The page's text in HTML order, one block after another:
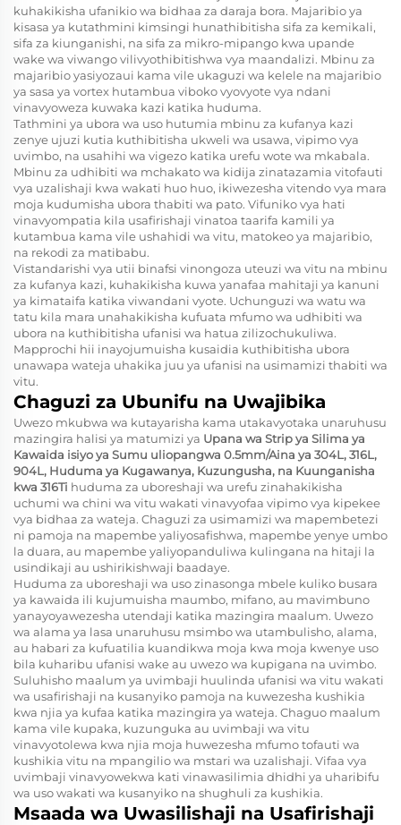
kuhakikisha ufanikio wa bidhaa za daraja bora. Majaribio ya
kisasa ya kutathmini kimsingi hunathibitisha sifa za kemikali,
sifa za kiunganishi, na sifa za mikro-mipango kwa upande
wake wa viwango vilivyothibitishwa vya maandalizi. Mbinu za
majaribio yasiyozaui kama vile ukaguzi wa kelele na majaribio
ya sasa ya vortex hutambua viboko vyovyote vya ndani
vinavyoweza kuwaka kazi katika huduma.
Tathmini ya ubora wa uso hutumia mbinu za kufanya kazi
zenye ujuzi kutia kuthibitisha ukweli wa usawa, vipimo vya
uvimbo, na usahihi wa vigezo katika urefu wote wa mkabala.
Mbinu za udhibiti wa mchakato wa kidija zinatazamia vitofauti
vya uzalishaji kwa wakati huo huo, ikiwezesha vitendo vya mara
moja kudumisha ubora thabiti wa pato. Vifuniko vya hati
vinavyompatia kila usafirishaji vinatoa taarifa kamili ya
kutambua kama vile ushahidi wa vitu, matokeo ya majaribio,
na rekodi za matibabu.
Vistandarishi vya utii binafsi vinongoza uteuzi wa vitu na mbinu
za kufanya kazi, kuhakikisha kuwa yanafaa mahitaji ya kanuni
ya kimataifa katika viwandani vyote. Uchunguzi wa watu wa
tatu kila mara unahakikisha kufuata mfumo wa udhibiti wa
ubora na kuthibitisha ufanisi wa hatua zilizochukuliwa.
Mapprochi hii inayojumuisha kusaidia kuthibitisha ubora
unawapa wateja uhakika juu ya ufanisi na usimamizi thabiti wa
vitu.
Chaguzi za Ubunifu na Uwajibika
Uwezo mkubwa wa kutayarisha kama utakavyotaka unaruhusu
mazingira halisi ya matumizi ya Upana wa Strip ya Silima ya
Kawaida isiyo ya Sumu uliopangwa 0.5mm/Aina ya 304L, 316L,
904L, Huduma ya Kugawanya, Kuzungusha, na Kuunganisha
kwa 316Ti huduma za uboreshaji wa urefu zinahakikisha
uchumi wa chini wa vitu wakati vinavyofaa vipimo vya kipekee
vya bidhaa za wateja. Chaguzi za usimamizi wa mapembetezi
ni pamoja na mapembe yaliyosafishwa, mapembe yenye umbo
la duara, au mapembe yaliyopanduliwa kulingana na hitaji la
usindikaji au ushirikishwaji baadaye.
Huduma za uboreshaji wa uso zinasonga mbele kuliko busara
ya kawaida ili kujumuisha maumbo, mifano, au mavimbuno
yanayoyawezesha utendaji katika mazingira maalum. Uwezo
wa alama ya lasa unaruhusu msimbo wa utambulisho, alama,
au habari za kufuatilia kuandikwa moja kwa moja kwenye uso
bila kuharibu ufanisi wake au uwezo wa kupigana na uvimbo.
Suluhisho maalum ya uvimbaji huulinda ufanisi wa vitu wakati
wa usafirishaji na kusanyiko pamoja na kuwezesha kushikia
kwa njia ya kufaa katika mazingira ya wateja. Chaguo maalum
kama vile kupaka, kuzunguka au uvimbaji wa vitu
vinavyotolewa kwa njia moja huwezesha mfumo tofauti wa
kushikia vitu na mpangilio wa mstari wa uzalishaji. Vifaa vya
uvimbaji vinavyowekwa kati vinawasilimia dhidhi ya uharibifu
wa uso wakati wa kusanyiko na shughuli za kushikia.
Msaada wa Uwasilishaji na Usafirishaji